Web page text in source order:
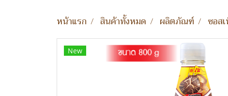
หน้าแรก สินค้าทั้งหมด ผลิตภัณฑ์ ซอส
New